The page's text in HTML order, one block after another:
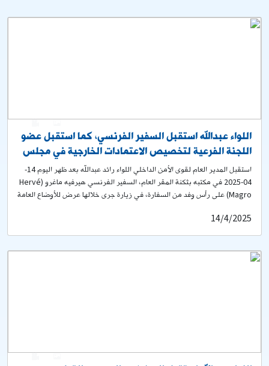
اللواء عبدالله استقبل السفير الفرنسي، كما استقبل عضو
اللجنة الفرعية لتخصيص الاعتمادات الخارجية في مجلس
الشيوخ الأميركي
استقبل المدير العام لقوى الأمن الداخلي اللواء رائد عبدالله بعد ظهر اليوم 14-
04-2025 في مكتبه بثكنة المقر العام، السفير الفرنسي هيرفيه ماغرو (Hervé
Magro) على رأس وفد من السفارة، في زيارة جرى خلالها عرض للأوضاع العامة
الاعتمادات الخارجية في مجلس الشيوخ الأميركي ترافقه السفيرة الاميركية في
لبنان ليزا جونسون ووفد مرافق، وتناول البحث سُبل دعم مؤسسة قوى الأمن
شعبة المعلوماتية.
14/4/2025